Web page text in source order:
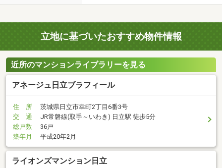
立地に基づいたおすすめ物件情報
近所のマンションライブラリーを見る
アネージュ日立ブラフィール
住 所
茨城県日立市幸町2丁目6番3号
交 通
JR常磐線(取手～いわき) 日立駅 徒歩5分
総戸数
36戸
築年月
平成20年2月
ライオンズマンション日立